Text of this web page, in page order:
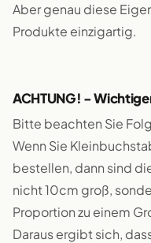
Aber genau diese
Produkte einzigartig.
ACHTUNG! -
Bitte beachten Sie
Wenn Sie
bestellen, dann sind
nicht 10cm groß,
Proportion zu einem
Daraus ergibt sich,